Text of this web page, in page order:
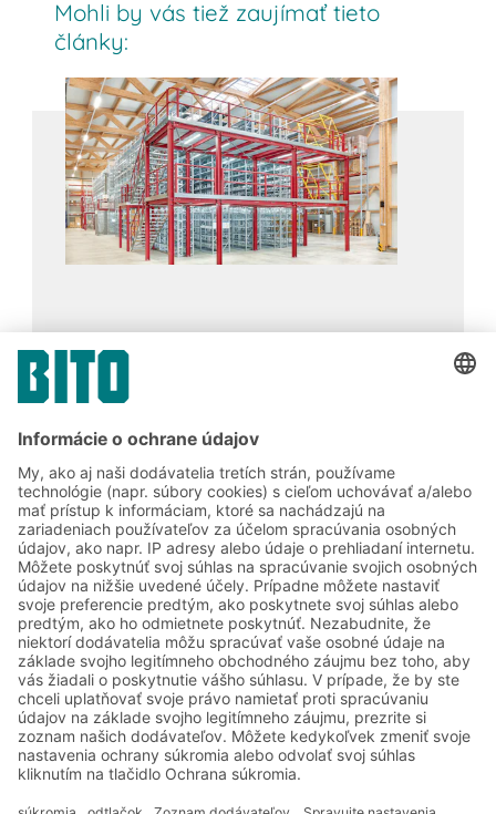
kusového tovaru. Ponúkajú vysokú nosnosť ako
archívne, vychystávacie alebo priemyselné
regály a ako základný prvok pre väčšie
zariadenia.
Mohli by vás tiež zaujímať tieto
články:
X-Comics
14.03.2024
Policové regály BITO vo viacposchodovom
systéme pre maximálnu flexibilitu a plné
využitie kapacity.
Systémové riešenia